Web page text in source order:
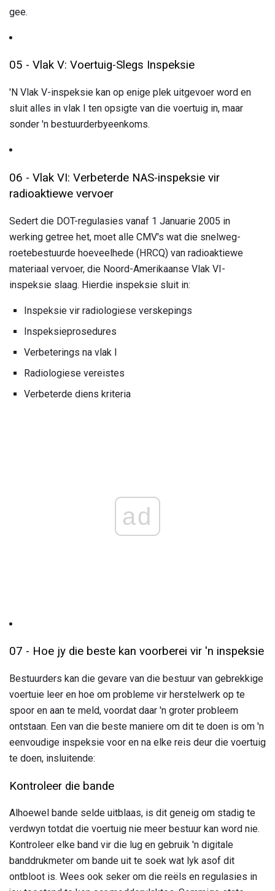
gee.
05 - Vlak V: Voertuig-Slegs Inspeksie
'N Vlak V-inspeksie kan op enige plek uitgevoer word en
sluit alles in vlak I ten opsigte van die voertuig in, maar
sonder 'n bestuurderbyeenkoms.
06 - Vlak VI: Verbeterde NAS-inspeksie vir
radioaktiewe vervoer
Sedert die DOT-regulasies vanaf 1 Januarie 2005 in
werking getree het, moet alle CMV's wat die snelweg-
roetebestuurde hoeveelhede (HRCQ) van radioaktiewe
materiaal vervoer, die Noord-Amerikaanse Vlak VI-
inspeksie slaag. Hierdie inspeksie sluit in:
Inspeksie vir radiologiese verskepings
Inspeksieprosedures
Verbeterings na vlak I
Radiologiese vereistes
Verbeterde diens kriteria
ad
07 - Hoe jy die beste kan voorberei vir 'n inspeksie
Bestuurders kan die gevare van die bestuur van gebrekkige
voertuie leer en hoe om probleme vir herstelwerk op te
spoor en aan te meld, voordat daar 'n groter probleem
ontstaan. Een van die beste maniere om dit te doen is om 'n
eenvoudige inspeksie voor en na elke reis deur die voertuig
te doen, insluitende:
Kontroleer die bande
Alhoewel bande selde uitblaas, is dit geneig om stadig te
verdwyn totdat die voertuig nie meer bestuur kan word nie.
Kontroleer elke band vir die lug en gebruik 'n digitale
banddrukmeter om bande uit te soek wat lyk asof dit
ontbloot is. Wees ook seker om die reëls en regulasies in